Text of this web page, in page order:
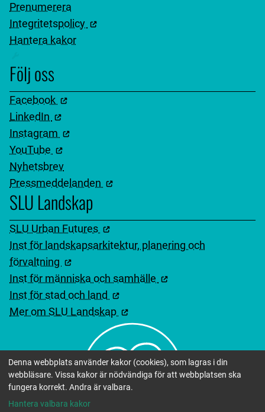
Prenumerera
Integritetspolicy
Hantera kakor
Följ oss
Facebook
LinkedIn
Instagram
YouTube
Nyhetsbrev
Pressmeddelanden
SLU Landskap
SLU Urban Futures
Inst för landskapsarkitektur, planering och
förvaltning
Inst för människa och samhälle
Inst för stad och land
Mer om SLU Landskap
Denna webbplats använder kakor (cookies), som lagras i din
webbläsare. Vissa kakor är nödvändiga för att webbplatsen ska
fungera korrekt. Andra är valbara.
Hantera valbara kakor